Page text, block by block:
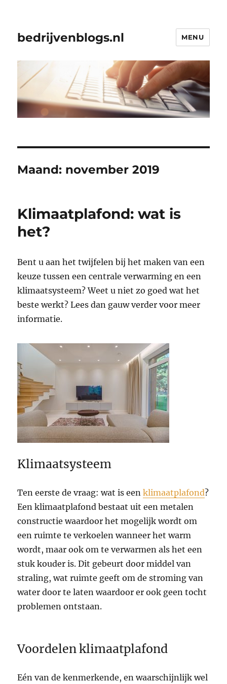
bedrijvenblogs.nl MENU
Maand: november 2019
Klimaatplafond: wat is
het?
Bent u aan het twijfelen bij het maken van een
keuze tussen een centrale verwarming en een
klimaatsysteem? Weet u niet zo goed wat het
beste werkt? Lees dan gauw verder voor meer
informatie.
Klimaatsysteem
Ten eerste de vraag: wat is eenklimaatplafond?
Een klimaatplafond bestaat uit een metalen
constructie waardoor het mogelijk wordt om
een ruimte te verkoelen wanneer het warm
wordt, maar ook om te verwarmen als het een
stuk kouder is. Dit gebeurt door middel van
straling, wat ruimte geeft om de stroming van
water door te laten waardoor er ook geen tocht
problemen ontstaan.
Voordelen klimaatplafond
Eén van de kenmerkende, en waarschijnlijk wel